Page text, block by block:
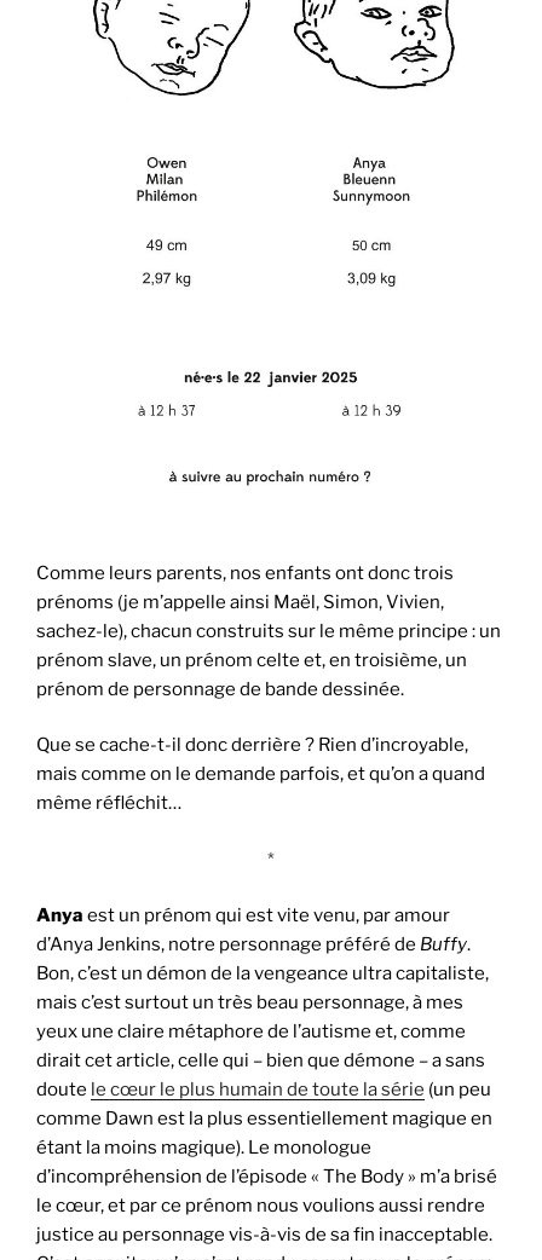
Comme leurs parents, nos enfants ont donc trois
prénoms (je m’appelle ainsi Maël, Simon, Vivien,
sachez-le), chacun construits sur le même principe : un
prénom slave, un prénom celte et, en troisième, un
prénom de personnage de bande dessinée.
Que se cache-t-il donc derrière ? Rien d’incroyable,
mais comme on le demande parfois, et qu’on a quand
même réfléchit…
*
Anya est un prénom qui est vite venu, par amour
d’Anya Jenkins, notre personnage préféré de Buffy.
Bon, c’est un démon de la vengeance ultra capitaliste,
mais c’est surtout un très beau personnage, à mes
yeux une claire métaphore de l’autisme et, comme
dirait cet article, celle qui – bien que démone – a sans
doute le cœur le plus humain de toute la série (un peu
comme Dawn est la plus essentiellement magique en
étant la moins magique). Le monologue
d’incompréhension de l’épisode « The Body » m’a brisé
le cœur, et par ce prénom nous voulions aussi rendre
justice au personnage vis-à-vis de sa fin inacceptable.